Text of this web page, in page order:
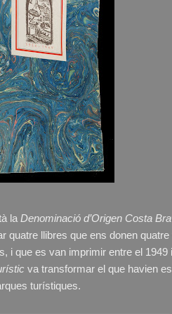
la Denominació d’Origen Costa
quatre llibres que ens donen
i que es van imprimir entre el 1949
va transformar el que havien
turístiques.